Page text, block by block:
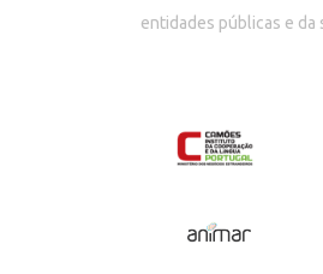
entidades públicas e da